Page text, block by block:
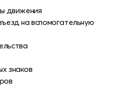
движения
на вспомогательную
знаков